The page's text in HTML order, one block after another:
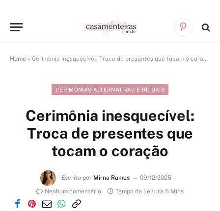
Pinterest
Home » Cerimônia inesquecível: Troca de presentes que tocam o coração
CERIMÔNIAS ALTERNATIVAS E RITUAIS
Cerimônia inesquecível:
Troca de presentes que
tocam o coração
Escrito por Mirna Ramos
09/12/2025
Nenhum comentário
Tempo de Leitura 5 Mins